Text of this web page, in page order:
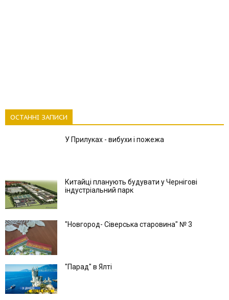
ОСТАННІ ЗАПИСИ
У Прилуках - вибухи і пожежа
Китайці планують будувати у Чернігові
індустріальний парк
"Новгород- Сіверська старовина" № 3
"Парад" в Ялті